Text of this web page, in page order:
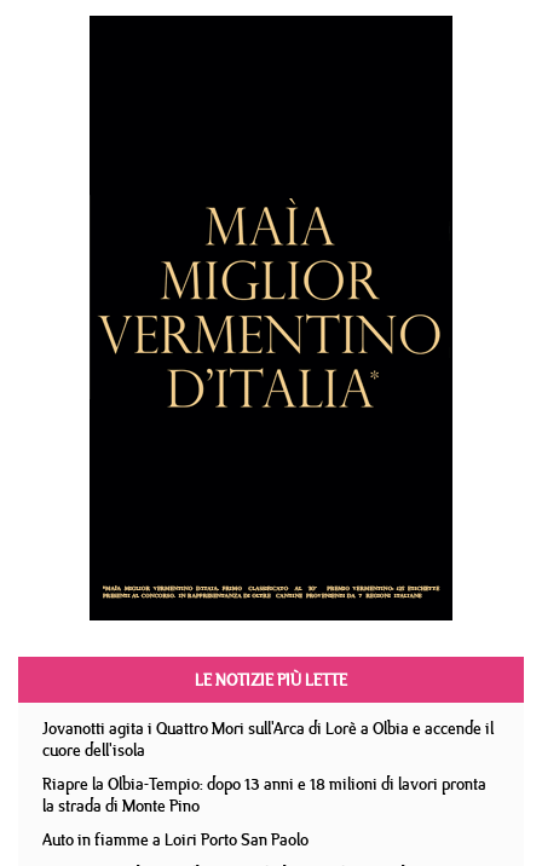
LE NOTIZIE PIÙ LETTE
Jovanotti agita i Quattro Mori sull'Arca di Lorè a Olbia e accende il
cuore dell'isola
Riapre la Olbia-Tempio: dopo 13 anni e 18 milioni di lavori pronta
la strada di Monte Pino
Auto in fiamme a Loiri Porto San Paolo